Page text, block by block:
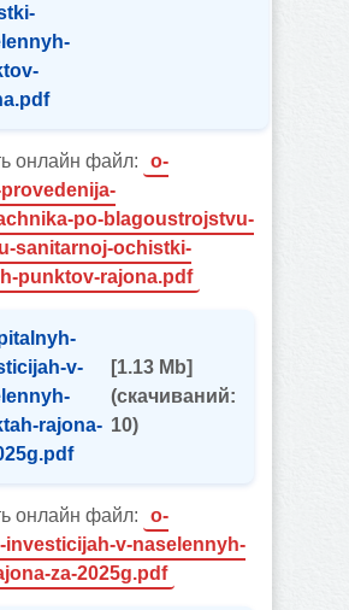
онлайн файл:
o-
po-blagoustrojstvu-
sanitarnoj-ochistki-
punktov-rajona.pdf
v-
rajona-
[1.13 Mb]
(cкачиваний:
10)
онлайн файл:
o-
investicijah-v-naselennyh-
za-2025g.pdf